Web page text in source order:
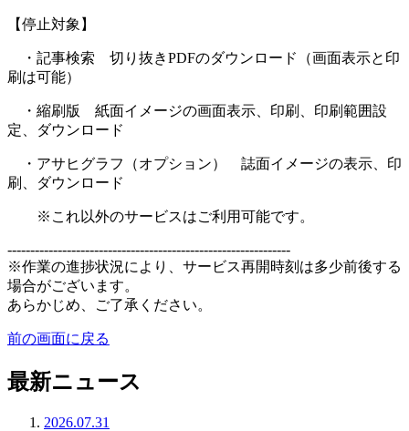
【停止対象】
・記事検索 切り抜きPDFのダウンロード（画面表示と印
刷は可能）
・縮刷版 紙面イメージの画面表示、印刷、印刷範囲設
定、ダウンロード
・アサヒグラフ（オプション） 誌面イメージの表示、印
刷、ダウンロード
※これ以外のサービスはご利用可能です。
--------------------------------------------------------------
※作業の進捗状況により、サービス再開時刻は多少前後する
場合がございます。
あらかじめ、ご了承ください。
前の画面に戻る
最新ニュース
2026.07.31